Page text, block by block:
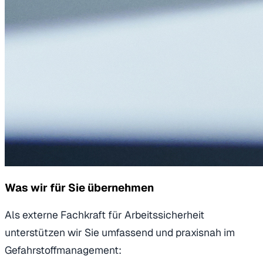
Was wir für Sie übernehmen
Als externe Fachkraft für Arbeitssicherheit
unterstützen wir Sie umfassend und praxisnah im
Gefahrstoffmanagement: